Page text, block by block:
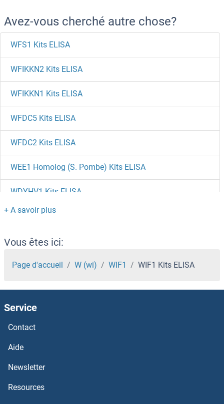
Avez-vous cherché autre chose?
WFS1 Kits ELISA
WFIKKN2 Kits ELISA
WFIKKN1 Kits ELISA
WFDC5 Kits ELISA
WFDC2 Kits ELISA
WEE1 Homolog (S. Pombe) Kits ELISA
WDYHV1 Kits ELISA
WDR8 Kits ELISA
WDR77 Kits ELISA
WDR5 Kits ELISA
WBP2NL Kits ELISA
WASP Kits ELISA
WASF1 Kits ELISA
WARS Kits ELISA
Vous êtes ici:
Page d'accueil W (wi) WIF1 WIF1 Kits ELISA
Service
Contact
Aide
Newsletter
Resources